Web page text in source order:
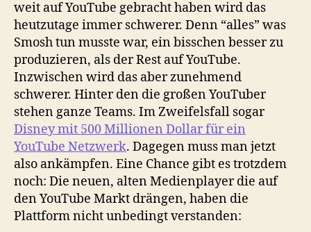
weit auf YouTube gebracht haben wird das
heutzutage immer schwerer. Denn “alles” was
Smosh tun musste war, ein bisschen besser zu
produzieren, als der Rest auf YouTube.
Inzwischen wird das aber zunehmend
schwerer. Hinter den die großen YouTuber
stehen ganze Teams. Im Zweifelsfall sogar
Disney mit 500 Millionen Dollar für ein
YouTube Netzwerk. Dagegen muss man jetzt
also ankämpfen. Eine Chance gibt es trotzdem
noch: Die neuen, alten Medienplayer die auf
den YouTube Markt drängen, haben die
Plattform nicht unbedingt verstanden: